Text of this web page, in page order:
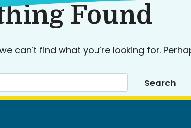
Found
can’t find what you’re looking for.